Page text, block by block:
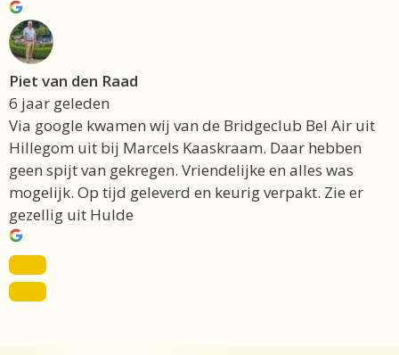
Piet van den Raad
6 jaar geleden
Via google kwamen wij van de Bridgeclub Bel Air uit
Hillegom uit bij Marcels Kaaskraam. Daar hebben
geen spijt van gekregen. Vriendelijke en alles was
mogelijk. Op tijd geleverd en keurig verpakt. Zie er
gezellig uit Hulde